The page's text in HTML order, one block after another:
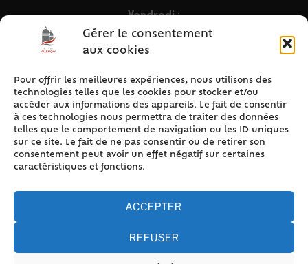
Gérer le consentement
aux cookies
Pour offrir les meilleures expériences, nous utilisons des
technologies telles que les cookies pour stocker et/ou
accéder aux informations des appareils. Le fait de consentir
à ces technologies nous permettra de traiter des données
telles que le comportement de navigation ou les ID uniques
sur ce site. Le fait de ne pas consentir ou de retirer son
consentement peut avoir un effet négatif sur certaines
caractéristiques et fonctions.
ACCEPTER
REFUSER
Vendredi :
9h – 12h & 13h30 – 16h30
ACCÈS RAPIDE
Accueil
Contact
Plan du site
Mentions légales
Politique de cookies (UE)